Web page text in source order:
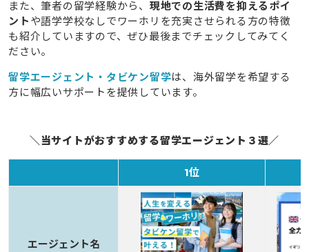
また、筆者の留学経験から、 現地での生活費を抑えるポイ
ント や語学学校なしでワーホリを充実させられる方の特徴
も紹介していますので、ぜひ最後までチェックしてみてく
ださい。
留学エージェント・タビケン留学は、海外留学を希望する
方に幅広いサポートを提供しています。
＼当サイトがおすすめする留学エージェント３選／
1位
エージェント名